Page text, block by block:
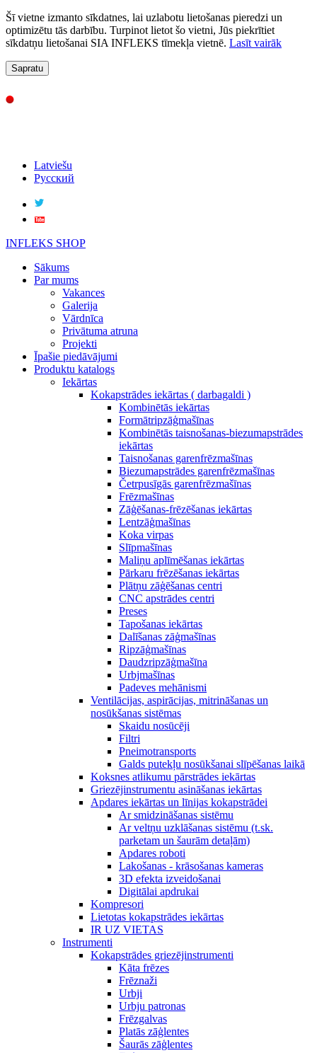
Šī vietne izmanto sīkdatnes, lai uzlabotu lietošanas pieredzi un
optimizētu tās darbību. Turpinot lietot šo vietni, Jūs piekrītiet
sīkdatņu lietošanai SIA INFLEKS tīmekļa vietnē. Lasīt vairāk
Sapratu
Latviešu
Русский
INFLEKS SHOP
Sākums
Par mums
Vakances
Galerija
Vārdnīca
Privātuma atruna
Projekti
Īpašie piedāvājumi
Produktu katalogs
Iekārtas
Kokapstrādes iekārtas ( darbagaldi )
Kombinētās iekārtas
Formātripzāģmašīnas
Kombinētās taisnošanas-biezumapstrādes
iekārtas
Taisnošanas garenfrēzmašīnas
Biezumapstrādes garenfrēzmašīnas
Četrpusīgās garenfrēzmašīnas
Frēzmašīnas
Zāģēšanas-frēzēšanas iekārtas
Lentzāģmašīnas
Koka virpas
Slīpmašīnas
Maliņu aplīmēšanas iekārtas
Pārkaru frēzēšanas iekārtas
Plātņu zāģēšanas centri
CNC apstrādes centri
Preses
Tapošanas iekārtas
Dalīšanas zāģmašīnas
Ripzāģmašīnas
Daudzripzāģmašīna
Urbjmašīnas
Padeves mehānismi
Ventilācijas, aspirācijas, mitrināšanas un
nosūkšanas sistēmas
Skaidu nosūcēji
Filtri
Pneimotransports
Galds putekļu nosūkšanai slīpēšanas laikā
Koksnes atlikumu pārstrādes iekārtas
Griezējinstrumentu asināšanas iekārtas
Apdares iekārtas un līnijas kokapstrādei
Ar smidzināšanas sistēmu
Ar veltņu uzklāšanas sistēmu (t.sk.
parketam un šaurām detaļām)
Apdares roboti
Lakošanas - krāsošanas kameras
3D efekta izveidošanai
Digitālai apdrukai
Kompresori
Lietotas kokapstrādes iekārtas
IR UZ VIETAS
Instrumenti
Kokapstrādes griezējinstrumenti
Kāta frēzes
Frēznaži
Urbji
Urbju patronas
Frēzgalvas
Platās zāģlentes
Šaurās zāģlentes